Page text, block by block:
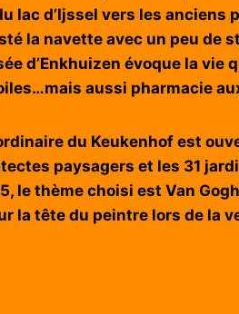
lac d’Ijssel vers les
la navette avec un peu de
d’Enkhuizen évoque la vie
aussi pharmacie
du Keukenhof est
paysagers et les 31
le thème choisi est Van
la tête du peintre lors de la